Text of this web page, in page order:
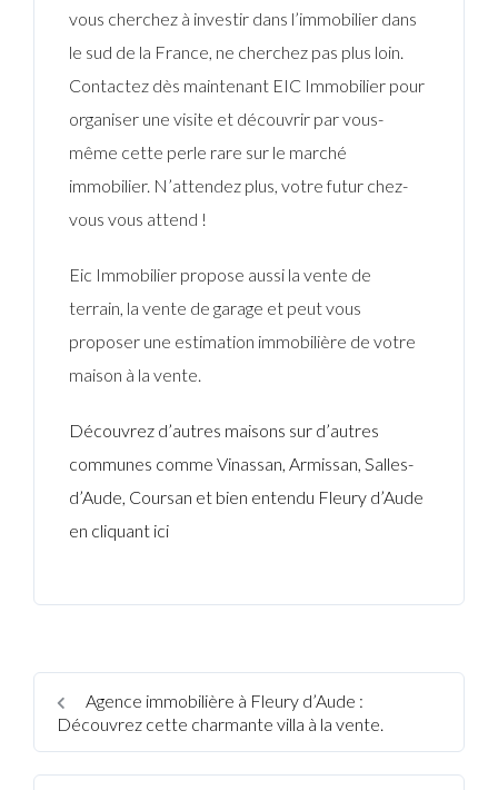
vous cherchez à investir dans l’immobilier dans
le sud de la France, ne cherchez pas plus loin.
Contactez dès maintenant EIC Immobilier pour
organiser une visite et découvrir par vous-
même cette perle rare sur le marché
immobilier. N’attendez plus, votre futur chez-
vous vous attend !
Eic Immobilier propose aussi la vente de
terrain, la vente de garage et peut vous
proposer une estimation immobilière de votre
maison à la vente.
Découvrez d’autres maisons sur d’autres
communes comme Vinassan, Armissan, Salles-
d’Aude, Coursan et bien entendu Fleury d’Aude
en cliquant ici
Agence immobilière à Fleury d’Aude :
Découvrez cette charmante villa à la vente.